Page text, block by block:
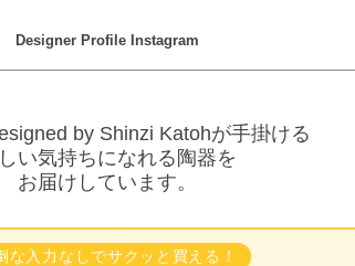
Designer Profile Instagram
by Shinzi Katohが手掛ける
い気持ちになれる陶器を
お届けしています。
な入力なしでサクッと買える！